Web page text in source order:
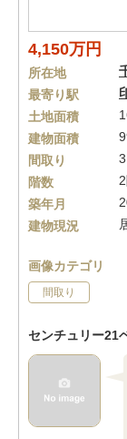
4,150万円
所在地
最寄り駅
土地面積
建物面積
間取り
階数
築年月
建物現況
画像カテゴリ
間取り
センチュリー21